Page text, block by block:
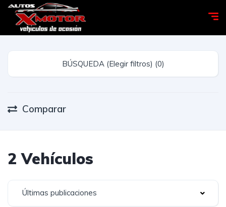
BÚSQUEDA (Elegir filtros) (0)
Comparar
2 Vehículos
Últimas publicaciones